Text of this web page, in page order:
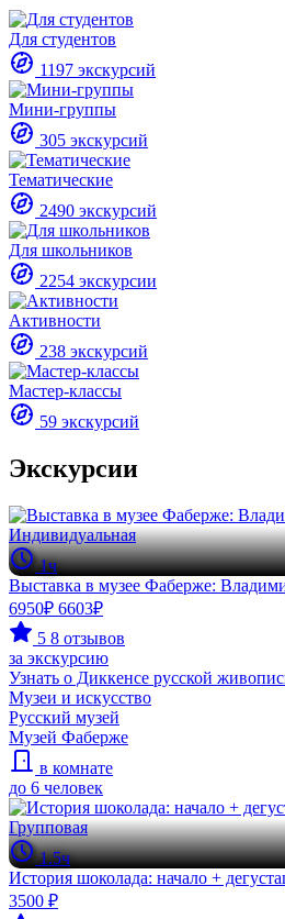
Для студентов
1197 экскурсий
Мини-группы
305 экскурсий
Тематические
2490 экскурсий
Для школьников
2254 экскурсии
Активности
238 экскурсий
Мастер-классы
59 экскурсий
Экскурсии
Индивидуальная
1ч
Выставка в музее Фаберже:
6950₽ 6603₽
5 8 отзывов
за экскурсию
Узнать о Диккенсе русской
Музеи и искусство
Русский музей
Музей Фаберже
в комнате
до 6 человек
Групповая
1.5ч
История шоколада: начало +
3500 ₽